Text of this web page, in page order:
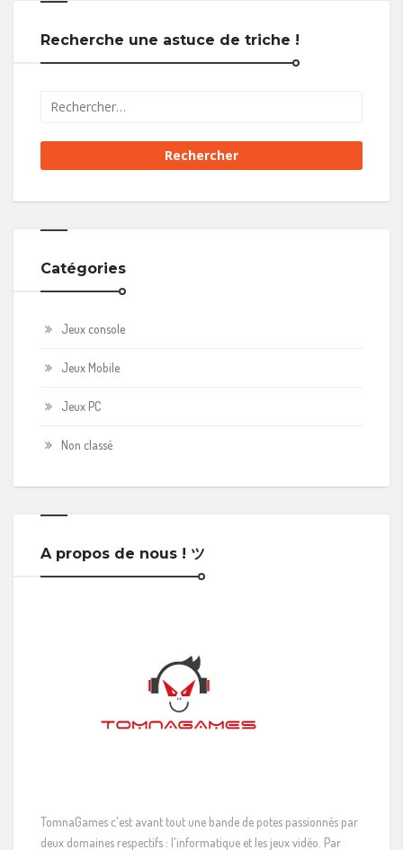
Recherche une astuce de triche !
Catégories
Jeux console
Jeux Mobile
Jeux PC
Non classé
A propos de nous ! ツ
TomnaGames c'est avant tout une bande de potes passionnés par
deux domaines respectifs : l'informatique et les jeux vidéo. Par